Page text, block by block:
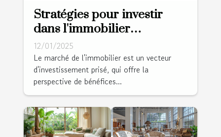
Stratégies pour investir
dans l'immobilier
durablement profitable
12/01/2025
Le marché de l'immobilier est un vecteur
d'investissement prisé, qui offre la
perspective de bénéfices...